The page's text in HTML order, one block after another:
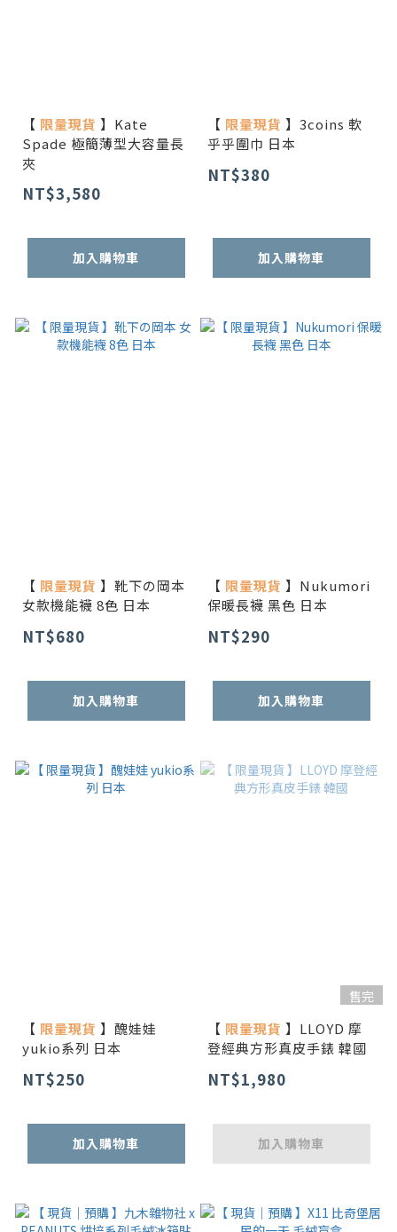
【 限量現貨 】Kate
Spade 極簡薄型大容量長
夾
NT$3,580
加入購物車
【 限量現貨 】3coins 軟
乎乎圍巾 日本
NT$380
加入購物車
【 限量現貨 】靴下の岡本
女款機能襪 8色 日本
NT$680
加入購物車
【 限量現貨 】Nukumori
保暖長襪 黑色 日本
NT$290
加入購物車
【 限量現貨 】醜娃娃
yukio系列 日本
NT$250
加入購物車
售完
【 限量現貨 】LLOYD 摩
登經典方形真皮手錶 韓國
NT$1,980
加入購物車